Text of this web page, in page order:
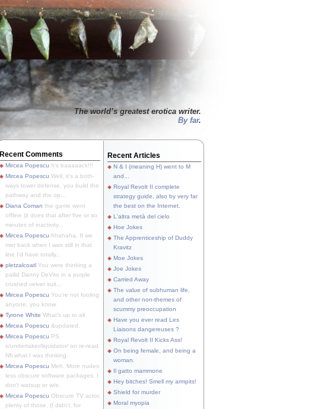
The world’s greatest erotica writer.
By far.
Recent Comments
Mircea Popescu It's baaaaack!!!
Mircea Popescu Well, it's a both-
ways tower defense, you build the
pathway and the op...
Diana Coman the game went
offline (it does that after five or so
minutes of inactivity...
Mircea Popescu Ahahaha. If we
met back when I was still in that
line I'd have totally...
pletzalcoatl You were thinking a
pallid Danny DeVito in a purple
crushed velvet suit...
Mircea Popescu You're not fooling
anyone, you know.
Tyrone White What's up to all
Mircea Popescu &updated.
Mircea Popescu PS.
s/undertaker/liquidator/ on re-read.
Nfi what I was thinking.
Mircea Popescu Meh. More nudes
less obscure software packages, I
don't watsup or w/e.
Mircea Popescu Obscure TV actor,
plenty of those. (I didn't, for
Recent Articles
N & I (meaning H) went to M
and...
Royal Revolt II complete
strategy guide, also by very far
the best on the Internet.
L'altra metà del cielo
Hoe Jokes
The Apprenticeship of Duddy
Kravitz
Moe Jokes
Joe Jokes
Carried Away
The value of subhuman life,
and other non-themes of
scummy preoccupation
Have you ever read Les
Liaisons dangereuses ?
Royal Revolt II Kicks Ass!
On being female, and being a
woman.
Il gatto mammone
Hey bitches! Smell my armpits!
Shield for murder
Moral myopia